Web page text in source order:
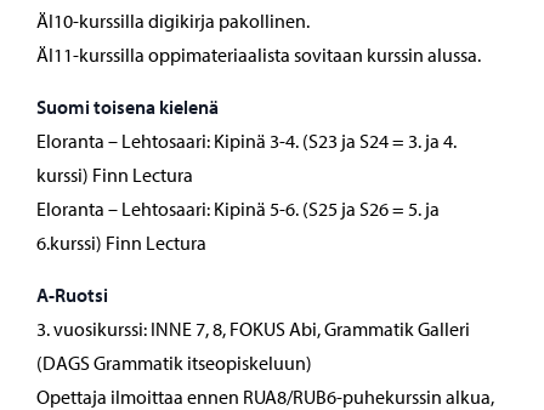
ÄI10-kurssilla digikirja pakollinen.
ÄI11-kurssilla oppimateriaalista sovitaan kurssin alussa.
Suomi toisena kielenä
Eloranta – Lehtosaari: Kipinä 3-4. (S23 ja S24 = 3. ja 4.
kurssi) Finn Lectura
Eloranta – Lehtosaari: Kipinä 5-6. (S25 ja S26 = 5. ja
6.kurssi) Finn Lectura
A-Ruotsi
3. vuosikurssi: INNE 7, 8, FOKUS Abi, Grammatik Galleri
(DAGS Grammatik itseopiskeluun)
Opettaja ilmoittaa ennen RUA8/RUB6-puhekurssin alkua,